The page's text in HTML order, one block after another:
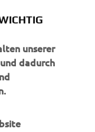
in
unserer
dadurch